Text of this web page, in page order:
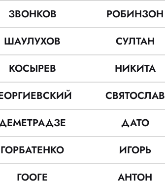
ЗВОНКОВ
РОБИНЗОН
ШАУЛУХОВ
СУЛТАН
КОСЫРЕВ
НИКИТА
СВЯТОСЛАВ
ДАТО
ГОРБАТЕНКО
ИГОРЬ
ГООГЕ
АНТОН